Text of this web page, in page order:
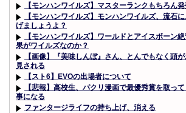
【モンハンワイルズ】マスターランクもちろん
【モンハンワイルズ】モンハンワイルズ、流石
げましょうよ？
【モンハンワイルズ】ワールドとアイスボーン
果がワイルズなのか？
【画像】『美味しんぼ』さん、とんでもなく頭
見される
【スト6】EVOの出場者について
【悲報】高校生、パクリ漫画で最優秀賞を取っ
事になる
ファンタージライフの持ち上げ、消える